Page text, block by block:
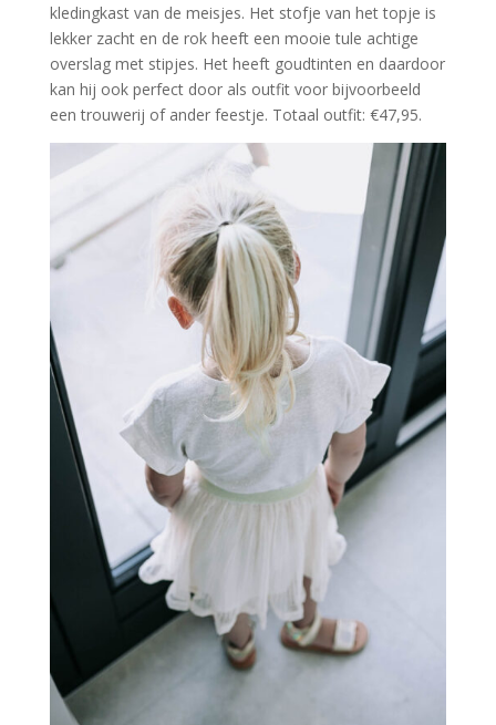
kledingkast van de meisjes. Het stofje van het topje is
lekker zacht en de rok heeft een mooie tule achtige
overslag met stipjes. Het heeft goudtinten en daardoor
kan hij ook perfect door als outfit voor bijvoorbeeld
een trouwerij of ander feestje. Totaal outfit: €47,95.